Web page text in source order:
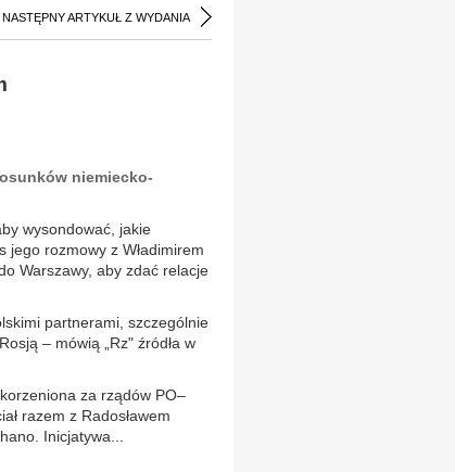
NASTĘPNY ARTYKUŁ Z WYDANIA
niemiecko-
wysondować, jakie
jego rozmowy z Władimirem
Warszawy, aby zdać relacje
partnerami, szczególnie
– mówią „Rz" źródła w
za rządów PO–
razem z Radosławem
Inicjatywa...